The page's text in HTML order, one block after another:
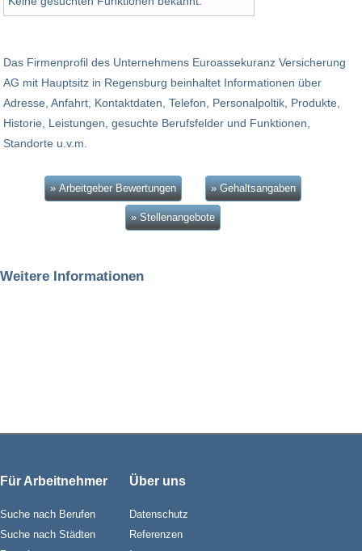
Das Firmenprofil des Unternehmens Euroassekuranz Versicherung
AG mit Hauptsitz in Regensburg beinhaltet Informationen über
Adresse, Anfahrt, Kontaktdaten, Telefon, Personalpoltik, Produkte,
Historie, Leistungen, gesuchte Berufsfelder und Funktionen,
Standorte u.v.m.
» Arbeitgeber Bewertungen » Gehaltsangaben
» Stellenangebote
Weitere Informationen
Für Arbeitnehmer
Suche nach Berufen
Suche nach Städten
Über uns
Datenschutz
Referenzen